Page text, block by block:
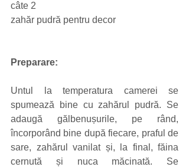
câte 2
zahăr pudră pentru decor
Preparare:
Untul la temperatura camerei se
spumează bine cu zahărul pudră. Se
adaugă gălbenușurile, pe rând,
încorporând bine după fiecare, praful de
sare, zahărul vanilat și, la final, făina
cernută și nuca măcinată. Se